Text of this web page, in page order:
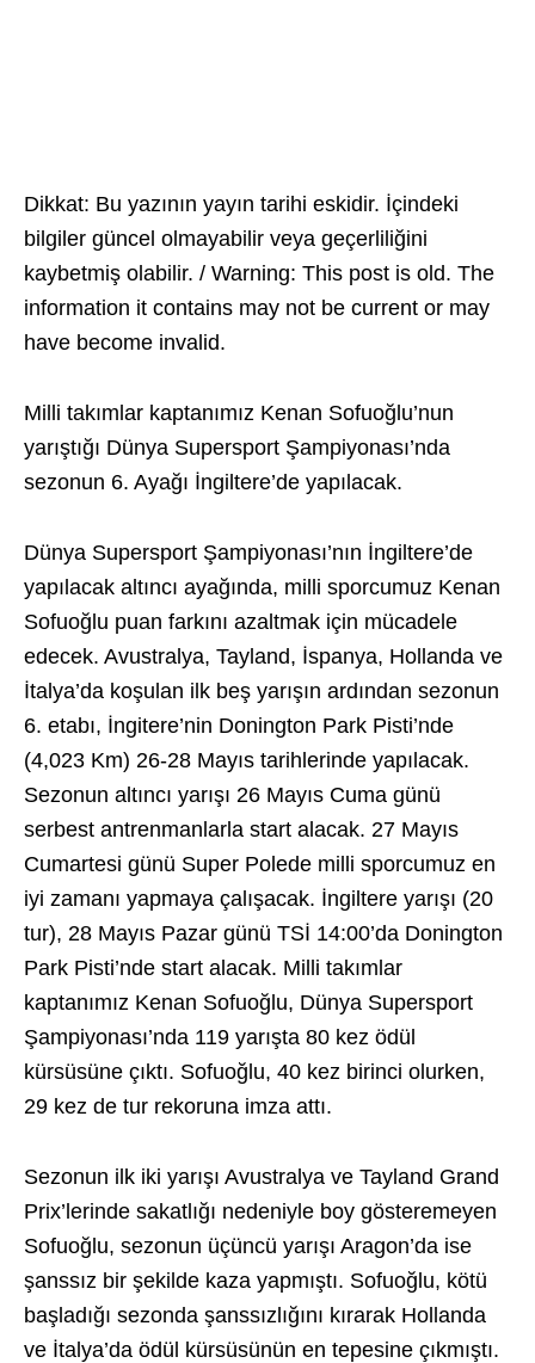
Dikkat: Bu yazının yayın tarihi eskidir. İçindeki
bilgiler güncel olmayabilir veya geçerliliğini
kaybetmiş olabilir. / Warning: This post is old. The
information it contains may not be current or may
have become invalid.
Milli takımlar kaptanımız Kenan Sofuoğlu’nun
yarıştığı Dünya Supersport Şampiyonası’nda
sezonun 6. Ayağı İngiltere’de yapılacak.
Dünya Supersport Şampiyonası’nın İngiltere’de
yapılacak altıncı ayağında, milli sporcumuz Kenan
Sofuoğlu puan farkını azaltmak için mücadele
edecek. Avustralya, Tayland, İspanya, Hollanda ve
İtalya’da koşulan ilk beş yarışın ardından sezonun
6. etabı, İngitere’nin Donington Park Pisti’nde
(4,023 Km) 26-28 Mayıs tarihlerinde yapılacak.
Sezonun altıncı yarışı 26 Mayıs Cuma günü
serbest antrenmanlarla start alacak. 27 Mayıs
Cumartesi günü Super Polede milli sporcumuz en
iyi zamanı yapmaya çalışacak. İngiltere yarışı (20
tur), 28 Mayıs Pazar günü TSİ 14:00’da Donington
Park Pisti’nde start alacak. Milli takımlar
kaptanımız Kenan Sofuoğlu, Dünya Supersport
Şampiyonası’nda 119 yarışta 80 kez ödül
kürsüsüne çıktı. Sofuoğlu, 40 kez birinci olurken,
29 kez de tur rekoruna imza attı.
Sezonun ilk iki yarışı Avustralya ve Tayland Grand
Prix’lerinde sakatlığı nedeniyle boy gösteremeyen
Sofuoğlu, sezonun üçüncü yarışı Aragon’da ise
şanssız bir şekilde kaza yapmıştı. Sofuoğlu, kötü
başladığı sezonda şanssızlığını kırarak Hollanda
ve İtalya’da ödül kürsüsünün en tepesine çıkmıştı.